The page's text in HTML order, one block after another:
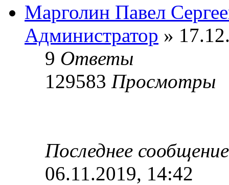
Марголин Павел
Администратор »
9 Ответы
129583 Просмотры
Последнее
06.11.2019, 14:42